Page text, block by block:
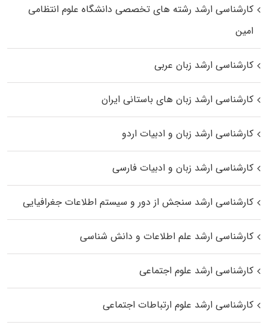
کارشناسی ارشد رﺷﺘﻪ ﻫﺎی تخصصی داﻧﺸﮕﺎه ﻋﻠﻮم انتظامی
اﻣﻴﻦ
کارشناسی ارشد زبان عربی
کارشناسی ارشد زبان‌ های باستانی ایران
کارشناسی ارشد زبان و ادبیات اردو
کارشناسی ارشد زبان و ادبیات فارسی
کارشناسی ارشد سنجش از دور و سیستم اطلاعات جغرافیایی
کارشناسی ارشد علم اطلاعات و دانش شناسی
کارشناسی ارشد علوم اجتماعی
کارشناسی ارشد علوم ارتباطات اجتماعی